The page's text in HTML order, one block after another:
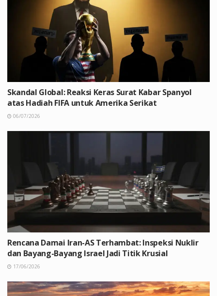
Skandal Global: Reaksi Keras Surat Kabar Spanyol
atas Hadiah FIFA untuk Amerika Serikat
06/07/2026
Rencana Damai Iran-AS Terhambat: Inspeksi Nuklir
dan Bayang-Bayang Israel Jadi Titik Krusial
17/06/2026